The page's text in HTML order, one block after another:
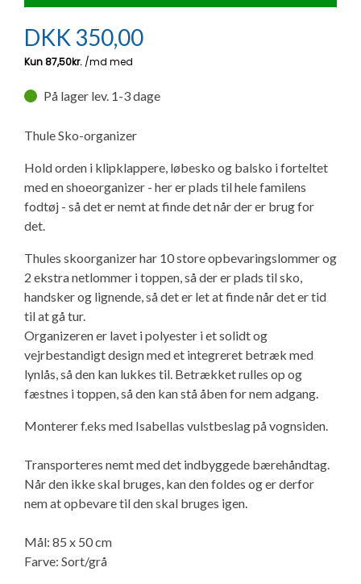
Adria Astella
Next
Hobby Prestige
Hobby Maxia
Ny campingvogn - godt at vide
Lille campingvogn
Finansiering af campingvogn
Forsikring af campingvogn
Vil du sælge din campingvogn?
Brugte telte og udstyr
Isabella fortelte
Isabella Fortelte
Isabella weekend- og vinterfortelte
Isabella fortelte til specialvogne
Isabella Opstillingsvejledninger
Camping erhverv
Adria Coral
Adria Compact
Internet i campingvognen
Aircondition og klimaanlæg
Gas-komfort i din campingvogn
E-trailer kontrol- og sikkerhedsapp
Byvand - rindende vand i campingvognen
GPS tracker til autocamper og campingvogn
GRØN Virksomhed
Klagemuligheder
Konkurrenceregler
Handelsbetingelser - webshop
Cookie & Privatlivspolitik
Persondata
GPDR - Optagelse af foto og video
DKK 350,00
På lager lev. 1-3 dage
Thule Sko-organizer
Hold orden i klipklappere, løbesko og balsko i forteltet
med en shoeorganizer - her er plads til hele familens
fodtøj - så det er nemt at finde det når der er brug for
det.
Thules skoorganizer har 10 store opbevaringslommer og
2 ekstra netlommer i toppen, så der er plads til sko,
handsker og lignende, så det er let at finde når det er tid
til at gå tur.
Organizeren er lavet i polyester i et solidt og
vejrbestandigt design med et integreret betræk med
lynlås, så den kan lukkes til. Betrækket rulles op og
fæstnes i toppen, så den kan stå åben for nem adgang.
Monterer f.eks med Isabellas vulstbeslag på vognsiden.
Transporteres nemt med det indbyggede bærehåndtag.
Når den ikke skal bruges, kan den foldes og er derfor
nem at opbevare til den skal bruges igen.
Mål: 85 x 50 cm
Farve: Sort/grå